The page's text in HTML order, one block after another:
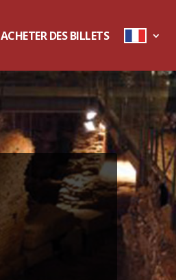
ACHETER DES BILLETS